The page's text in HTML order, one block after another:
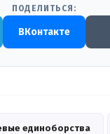
ПОДЕЛИТЬСЯ:
ВКонтакте
единоборства